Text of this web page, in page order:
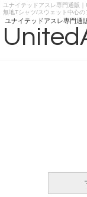
https://
ユナイテッドアスレ専門通販
無地Tシャツ/スウェット中心の
ユナイテッドアスレ専門通